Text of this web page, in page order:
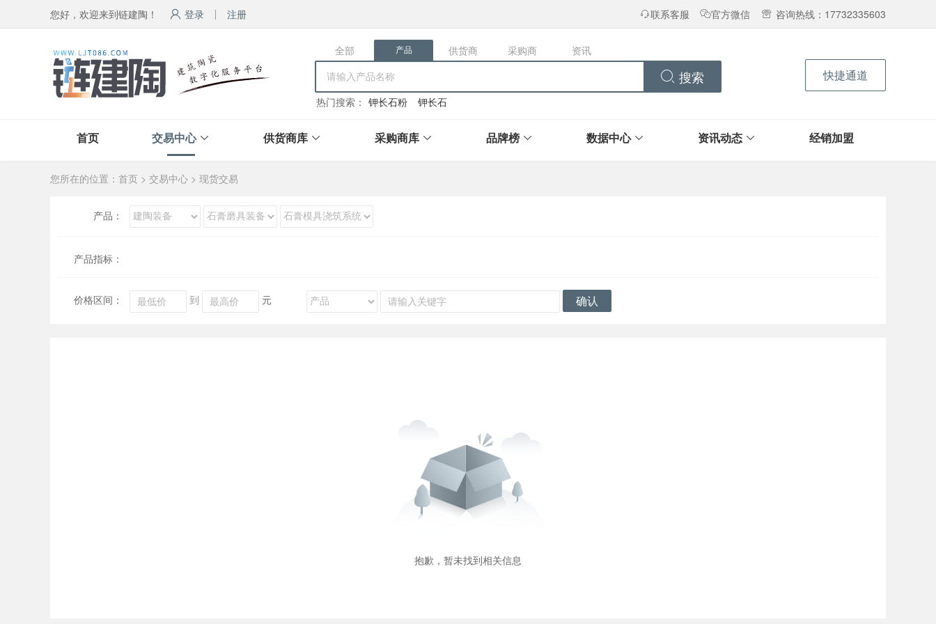
您好，欢迎来到链建陶！ 登录 注册 咨询热线：17732335603
官方微信
联系客服
全部 产品 供货商 采购商
资讯
搜索
热门搜索： 钾长石粉 钾长石
快捷通道
首页 交易中心 供货商库 采购商库 品牌榜 数据中心 资讯动态 经销加盟
您所在的位置： 首页 > 交易中心 > 现货交易
产品：
产品指标：
价格区间： 到 元 确认
抱歉，暂未找到相关信息